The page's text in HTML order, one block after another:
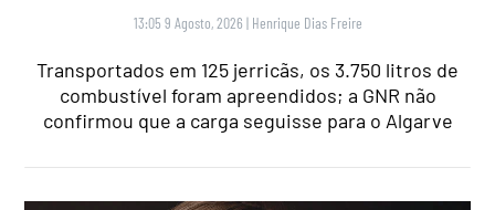
13:05 9 Agosto, 2026 | Henrique Dias Freire
Transportados em 125 jerricãs, os 3.750 litros de
combustível foram apreendidos; a GNR não
confirmou que a carga seguisse para o Algarve